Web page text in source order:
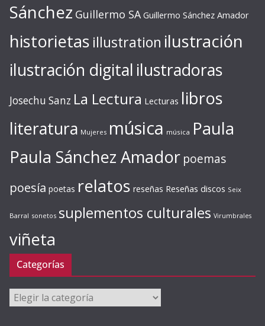
Sánchez Guillermo SA Guillermo Sánchez Amador
historietas illustration ilustración
ilustración digital ilustradoras
Josechu Sanz La Lectura Lecturas libros
literatura Mujeres música música Paula
Paula Sánchez Amador poemas
poesía poetas relatos reseñas Reseñas discos Seix
Barral sonetos suplementos culturales Virumbrales
viñeta
Categorías
Categorías